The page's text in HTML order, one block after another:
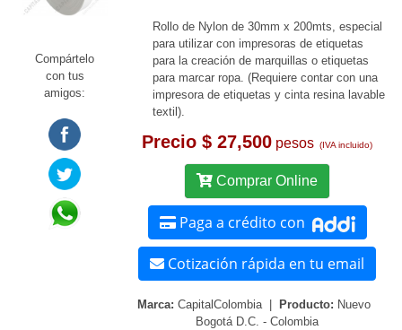
Compártelo
con tus
amigos:
Rollo de Nylon de 30mm x 200mts, especial
para utilizar con impresoras de etiquetas
para la creación de marquillas o etiquetas
para marcar ropa. (Requiere contar con una
impresora de etiquetas y cinta resina lavable
textil).
Precio $ 27,500 pesos (IVA incluido)
Comprar Online
Paga a crédito con
Cotización rápida en tu email
Marca: CapitalColombia | Producto: Nuevo
Bogotá D.C. - Colombia